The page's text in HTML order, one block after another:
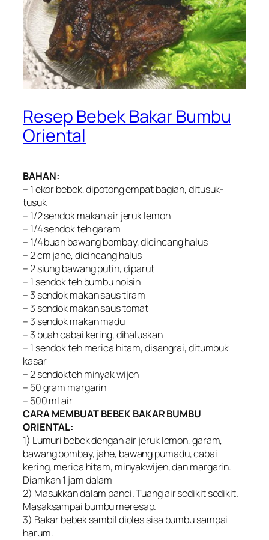
Resep Bebek Bakar Bumbu
Oriental
BAHAN:
– 1 ekor bebek, dipotong empat bagian, ditusuk-
tusuk
– 1/2 sendok makan air jeruk lemon
– 1/4 sendok teh garam
– 1/4 buah bawang bombay, dicincang halus
– 2 cm jahe, dicincang halus
– 2 siung bawang putih, diparut
– 1 sendok teh bumbu hoisin
– 3 sendok makan saus tiram
– 3 sendok makan saus tomat
– 3 sendok makan madu
– 3 buah cabai kering, dihaluskan
– 1 sendok teh merica hitam, disangrai, ditumbuk
kasar
– 2 sendokteh minyak wijen
– 50 gram margarin
– 500 ml air
CARA MEMBUAT BEBEK BAKAR BUMBU
ORIENTAL:
1) Lumuri bebek dengan air jeruk lemon, garam,
bawang bombay, jahe, bawang pumadu, cabai
kering, merica hitam, minyakwijen, dan margarin.
Diamkan 1 jam dalam
2) Masukkan dalam panci. Tuang air sedikit sedikit.
Masaksampai bumbu meresap.
3) Bakar bebek sambil dioles sisa bumbu sampai
harum.